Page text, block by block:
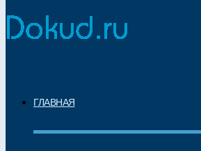
ГЛАВНАЯ